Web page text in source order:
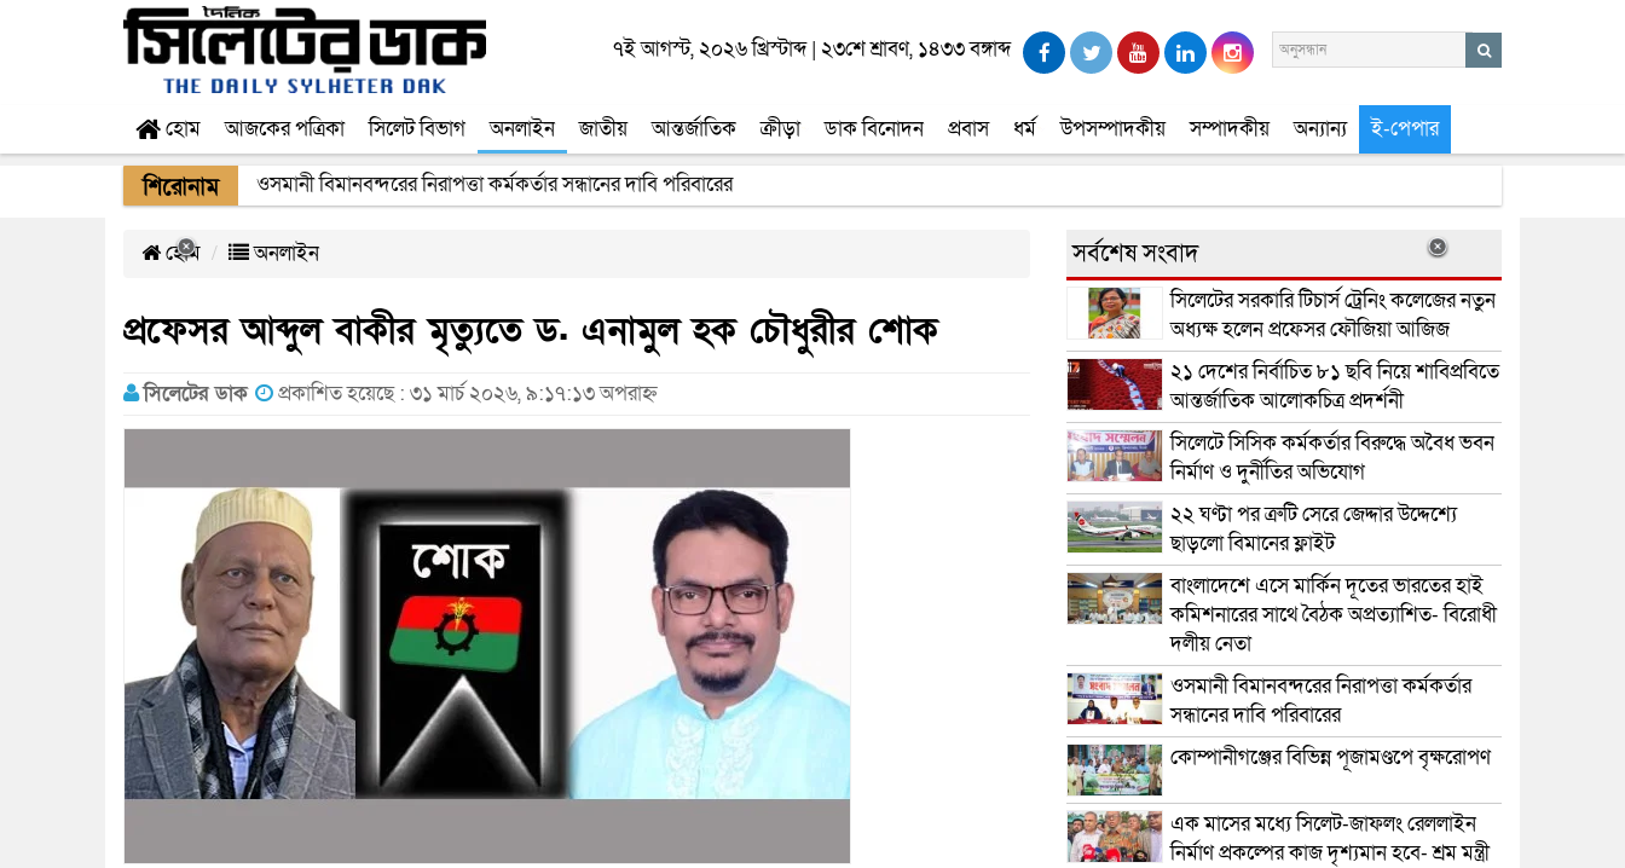
৭ই আগস্ট, ২০২৬ খ্রিস্টাব্দ| ২৩শে শ্রাবণ, ১৪৩৩ বঙ্গাব্দ
হোম আজকের পত্রিকা সিলেট বিভাগ অনলাইন জাতীয় আন্তর্জাতিক ক্রীড়া ডাক বিনোদন প্রবাস ধর্ম উপসম্পাদকীয় সম্পাদকীয় অন্যান্য ই-পেপার
শিরোনাম ওসমানী বিমানবন্দরের নিরাপত্তা কর্মকর্তার সন্ধানের দাবি পরিবারের
হোম অনলাইন
প্রফেসর আব্দুল বাকীর মৃত্যুতে ড. এনামুল হক চৌধুরীর শোক
সিলেটের ডাক প্রকাশিত হয়েছে : ৩১ মার্চ ২০২৬, ৯:১৭:১৩ অপরাহ্ন
সর্বশেষ সংবাদ
সিলেটের সরকারি টিচার্স ট্রেনিং কলেজের নতুন
অধ্যক্ষ হলেন প্রফেসর ফৌজিয়া আজিজ
২১ দেশের নির্বাচিত ৮১ ছবি নিয়ে শাবিপ্রবিতে
আন্তর্জাতিক আলোকচিত্র প্রদর্শনী
সিলেটে সিসিক কর্মকর্তার বিরুদ্ধে অবৈধ ভবন
নির্মাণ ও দুর্নীতির অভিযোগ
২২ ঘণ্টা পর ত্রুটি সেরে জেদ্দার উদ্দেশ্যে
ছাড়লো বিমানের ফ্লাইট
বাংলাদেশে এসে মার্কিন দূতের ভারতের হাই
কমিশনারের সাথে বৈঠক অপ্রত্যাশিত- বিরোধী
দলীয় নেতা
ওসমানী বিমানবন্দরের নিরাপত্তা কর্মকর্তার
সন্ধানের দাবি পরিবারের
কোম্পানীগঞ্জের বিভিন্ন পূজামণ্ডপে বৃক্ষরোপণ
এক মাসের মধ্যে সিলেট-জাফলং রেললাইন
নির্মাণ প্রকল্পের কাজ দৃশ্যমান হবে- শ্রম মন্ত্রী